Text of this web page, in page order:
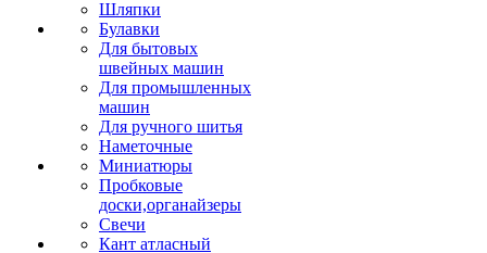
Шляпки
Булавки
Для бытовых
швейных машин
Для промышленных
машин
Для ручного шитья
Наметочные
Миниатюры
Пробковые
доски,органайзеры
Свечи
Кант атласный